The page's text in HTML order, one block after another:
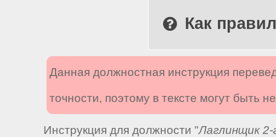
Как
Данная должностная инструкция
точности, поэтому в тексте могут быть
Инструкция для должности "Лаглинщик 2-